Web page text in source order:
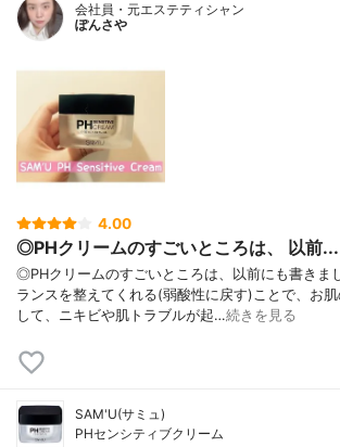
会社員・元エステティシャン
ぽんさや
4.00
◎PHクリームのすごいところは、 以前...
◎PHクリームのすごいところは、以前にも書きま
ランスを整えてくれる(弱酸性に戻す)ことで、お
して、ニキビや肌トラブルが起…続きを見る
SAM'U(サミュ)
PHセンシティブクリーム